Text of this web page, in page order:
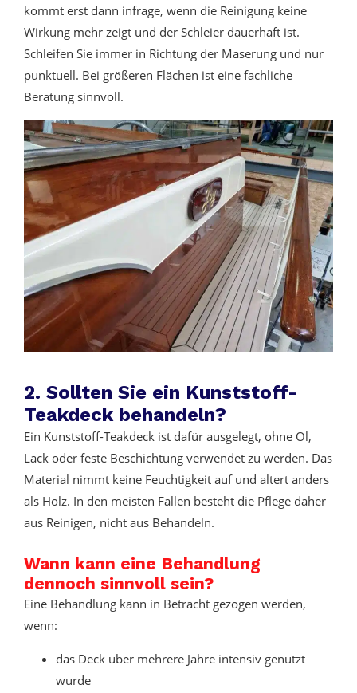
kommt erst dann infrage, wenn die Reinigung keine
Wirkung mehr zeigt und der Schleier dauerhaft ist.
Schleifen Sie immer in Richtung der Maserung und nur
punktuell. Bei größeren Flächen ist eine fachliche
Beratung sinnvoll.
2. Sollten Sie ein Kunststoff-
Teakdeck behandeln?
Ein Kunststoff-Teakdeck ist dafür ausgelegt, ohne Öl,
Lack oder feste Beschichtung verwendet zu werden. Das
Material nimmt keine Feuchtigkeit auf und altert anders
als Holz. In den meisten Fällen besteht die Pflege daher
aus Reinigen, nicht aus Behandeln.
Wann kann eine Behandlung
dennoch sinnvoll sein?
Eine Behandlung kann in Betracht gezogen werden,
wenn:
das Deck über mehrere Jahre intensiv genutzt
wurde